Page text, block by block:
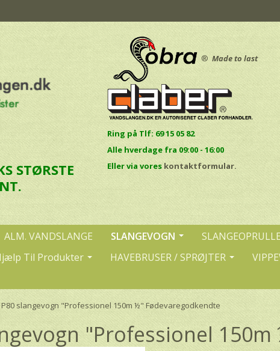
STØRSTE
® Made to last
Ring på Tlf: 69 15 05 82
Alle hverdage fra 09:00 - 16:00
Eller via vores kontaktformular.
ALM. VANDSLANGE SLANGEVOGN
Til Produkter HAVEBRUSER / SPRØJTER
P80 slangevogn "Professionel 150m ½" Fødevaregodkendte
"Professionel